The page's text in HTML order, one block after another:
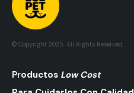
© Copyright 2025. All Rights Reserved.
PrOductos Low Cost